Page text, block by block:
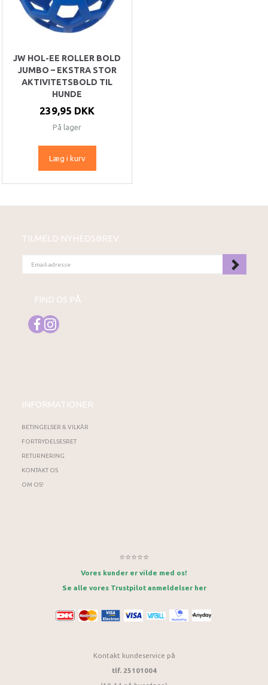
JW HOL-EE ROLLER BOLD
JUMBO – EKSTRA STOR
AKTIVITETSBOLD TIL
HUNDE
239,95 DKK
På lager
Læg i kurv
TILMELD NYHEDSBREV
ADRESSE
FIND OS PÅ
INFORMATIONER
BETINGELSER & VILKÅR
FORTRYDELSESRET
RETURNERING
KONTAKT OS
OM OS!
⭐⭐⭐⭐⭐
Vores kunder er vilde med os!
Se alle vores Trustpilot anmeldelser her
Kontakt kundeservice på
tlf. 25101004